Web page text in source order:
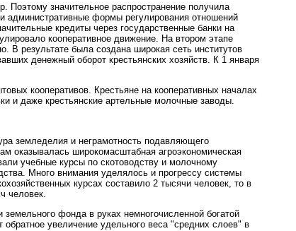
Поэтому значительное распространение получила
административные формы регулирования отношений
кредиты через государственные банки на
кооперативное движение. На втором этапе
В результате была создана широкая сеть институтов
денежный оборот крестьянских хозяйств. К 1 января
кооперативов. Крестьяне на кооперативных началах
и даже крестьянские артельные молочные заводы.
земледелия и неграмотность подавляющего
оказывалась широкомасштабная агроэкономическая
учебные курсы по скотоводству и молочному
Много внимания уделялось и прогрессу системы
курсах составило 2 тысячи человек, то в
человек.
фонда в руках немногочисленной богатой
увеличение удельного веса "средних слоев" в